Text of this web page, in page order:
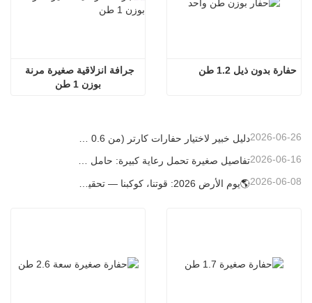
بوزن 1 طن
حفارة بدون ذيل 1.2 طن
2026-06-26
تفاصيل صغيرة تحمل رعاية كبيرة: حامل أكواب ملحوم حسب الطلب للحفارات الصغيرة 2026-06-16
2026-06-08